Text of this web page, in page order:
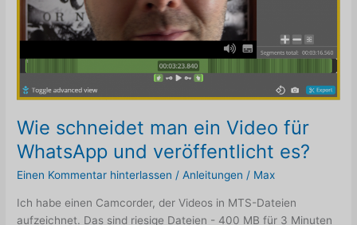
Wie schneidet man ein Video für
WhatsApp und veröffentlicht es?
Einen Kommentar hinterlassen / Anleitungen / Max
Ich habe einen Camcorder, der Videos in MTS-Dateien
aufzeichnet. Das sind riesige Dateien - 400 MB für 3 Minuten